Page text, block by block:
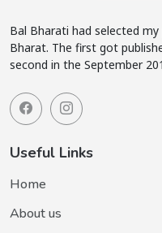
Bal Bharati had selected
Bharat. The first got
second in the September
Useful Links
Home
About us